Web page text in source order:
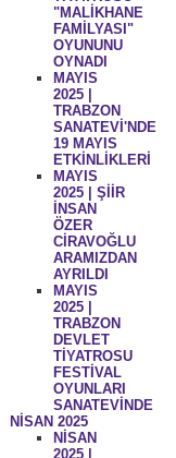
"MALİKHANE
FAMİLYASI"
OYUNUNU
OYNADI
MAYIS
2025 |
TRABZON
SANATEVİ'NDE
19 MAYIS
ETKİNLİKLERİ
MAYIS
2025 | ŞİİR
İNSAN
ÖZER
CİRAVOĞLU
ARAMIZDAN
AYRILDI
MAYIS
2025 |
TRABZON
DEVLET
TİYATROSU
FESTİVAL
OYUNLARI
SANATEVİNDE
NİSAN 2025
NİSAN
2025 |